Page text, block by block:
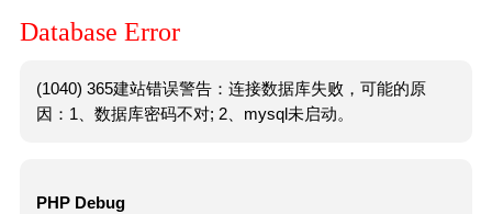
Database Error
(1040) 365建站错误警告：连接数据库失败，可能的原
因：1、数据库密码不对; 2、mysql未启动。
PHP Debug